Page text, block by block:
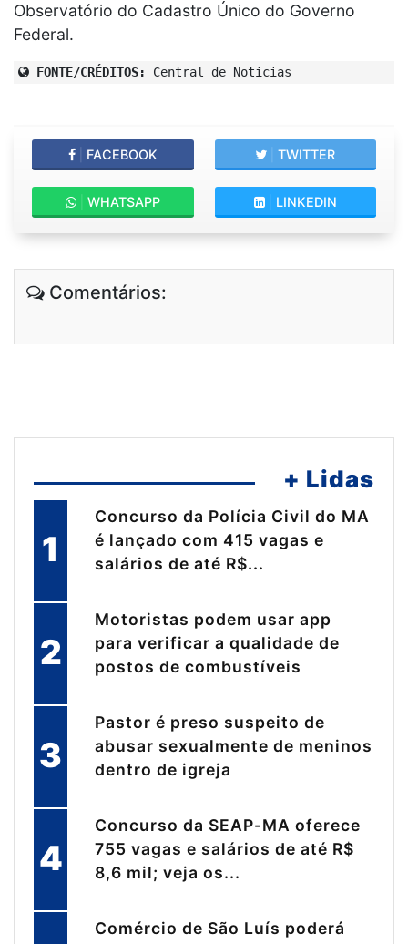
Observatório do Cadastro Único do Governo
Federal.
FONTE/CRÉDITOS: Central de Noticias
FACEBOOK TWITTER
WHATSAPP LINKEDIN
Comentários:
+ Lidas
1
Concurso da Polícia Civil do MA
é lançado com 415 vagas e
salários de até R$...
2
Motoristas podem usar app
para verificar a qualidade de
postos de combustíveis
3
Pastor é preso suspeito de
abusar sexualmente de meninos
dentro de igreja
4
Concurso da SEAP-MA oferece
755 vagas e salários de até R$
8,6 mil; veja os...
Comércio de São Luís poderá